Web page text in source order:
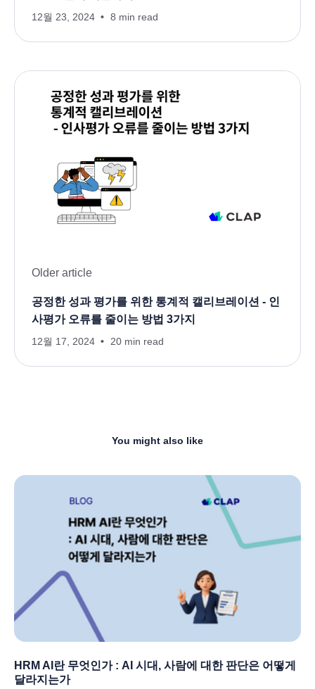
12월 23, 2024 8 min read
Older article
공정한 성과 평가를 위한 통계적 캘리브레이션 - 인
사평가 오류를 줄이는 방법 3가지
12월 17, 2024 20 min read
You might also like
HRM AI란 무엇인가 : AI 시대, 사람에 대한 판단은 어떻게
달라지는가